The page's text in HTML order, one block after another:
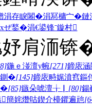
涓存睙闂�涓冩槦宀�鏈
ぜ鍫�涓€鍙锋ˉ鏇村
妤肩洏锛
鍦ｅ湴澶у帵[271]鍗庡
鍘�[145]鍗庡畤娓濆窞鏂
�[85]鏃朵唬澶╁▏ [80]鍚
簡姹熸咕鍥介檯鑺遍兘